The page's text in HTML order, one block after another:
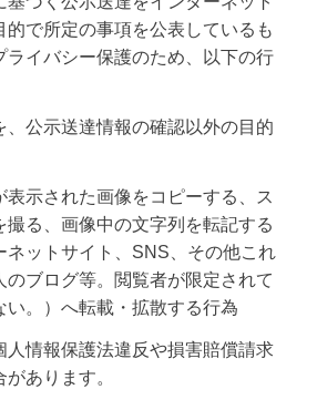
的で所定の事項を公表しているも
ライバシー保護のため、以下の行
、公示送達情報の確認以外の目的
示された画像をコピーする、ス
撮る、画像中の文字列を転記する
ネットサイト、SNS、その他これ
のブログ等。閲覧者が限定されて
い。）へ転載・拡散する行為
人情報保護法違反や損害賠償請求
あります。